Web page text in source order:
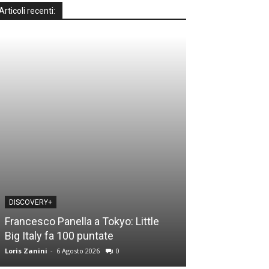
recenti:
DISCOVERY+
Francesco Panella a Tokyo: Little
Big Italy fa 100 puntate
Loris Zanini - 6 Agosto 2026 0